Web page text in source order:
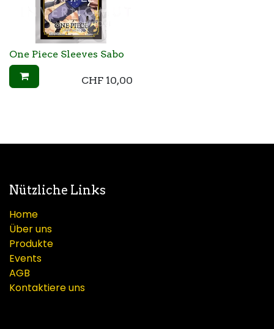
One Piece Sleeves Sabo
CHF 10,00
Nützliche Links
Home
Über uns
Produkte
Events
AGB
Kontaktiere uns